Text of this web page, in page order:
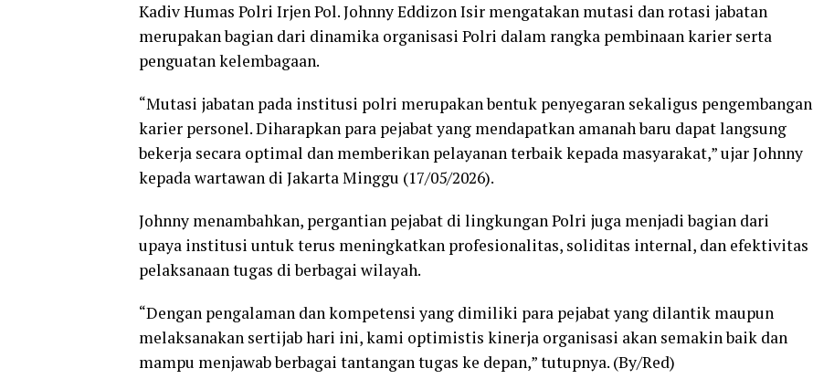
Kadiv Humas Polri Irjen Pol. Johnny Eddizon Isir mengatakan mutasi dan rotasi jabatan
merupakan bagian dari dinamika organisasi Polri dalam rangka pembinaan karier serta
penguatan kelembagaan.
“Mutasi jabatan pada institusi polri merupakan bentuk penyegaran sekaligus pengembangan
karier personel. Diharapkan para pejabat yang mendapatkan amanah baru dapat langsung
bekerja secara optimal dan memberikan pelayanan terbaik kepada masyarakat,” ujar Johnny
kepada wartawan di Jakarta Minggu (17/05/2026).
Johnny menambahkan, pergantian pejabat di lingkungan Polri juga menjadi bagian dari
upaya institusi untuk terus meningkatkan profesionalitas, soliditas internal, dan efektivitas
pelaksanaan tugas di berbagai wilayah.
“Dengan pengalaman dan kompetensi yang dimiliki para pejabat yang dilantik maupun
melaksanakan sertijab hari ini, kami optimistis kinerja organisasi akan semakin baik dan
mampu menjawab berbagai tantangan tugas ke depan,” tutupnya. (By/Red)